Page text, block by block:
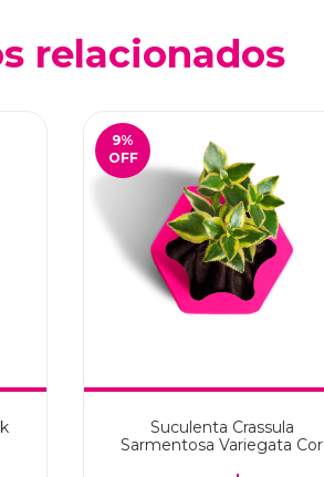
relacionados
9%
OFF
Suculenta Crassula
Sarmentosa Variegata Cor